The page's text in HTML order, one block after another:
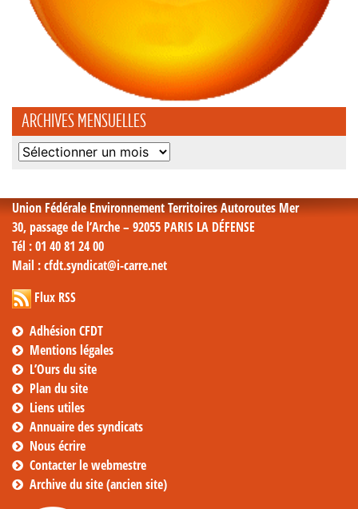
ARCHIVES MENSUELLES
Archives
Union Fédérale Environnement Territoires Autoroutes Mer
30, passage de l’Arche – 92055 PARIS LA DÉFENSE
Tél : 01 40 81 24 00
Mail : cfdt.syndicat@i-carre.net
Flux RSS
Adhésion CFDT
Mentions légales
L’Ours du site
Plan du site
Liens utiles
Annuaire des syndicats
Nous écrire
Contacter le webmestre
Archive du site (ancien site)